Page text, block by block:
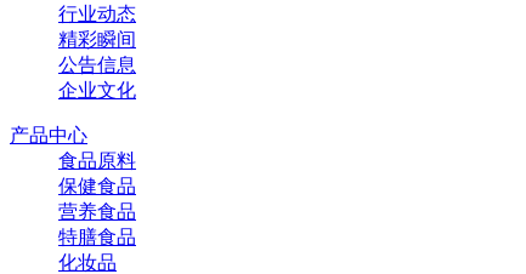
行业动态
精彩瞬间
公告信息
企业文化
产品中心
食品原料
保健食品
营养食品
特膳食品
化妆品